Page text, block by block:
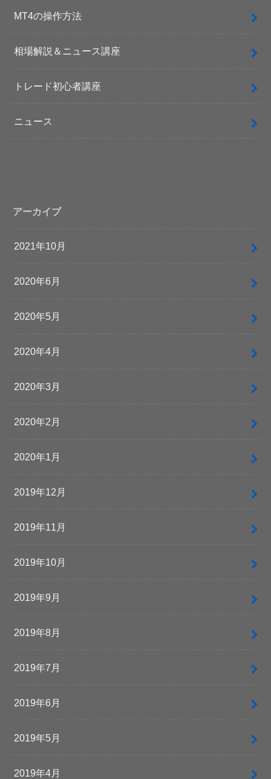
MT4の操作方法
相場解説＆ニュース講座
トレード初心者講座
ニュース
アーカイブ
2021年10月
2020年6月
2020年5月
2020年4月
2020年3月
2020年2月
2020年1月
2019年12月
2019年11月
2019年10月
2019年9月
2019年8月
2019年7月
2019年6月
2019年5月
2019年4月